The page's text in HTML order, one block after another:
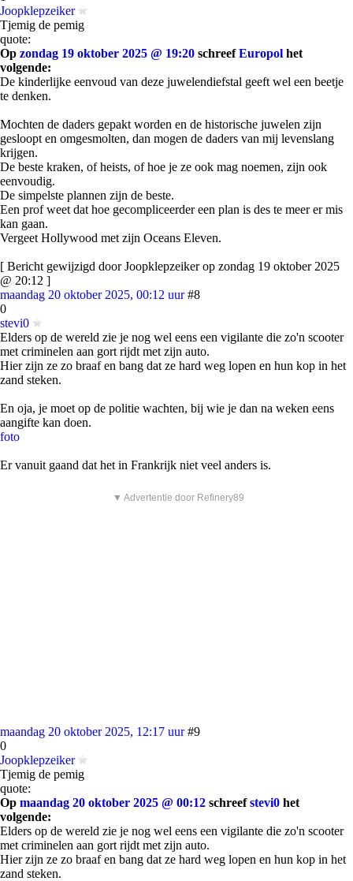
Joopklepzeiker
Tjemig de pemig
quote:
Op zondag 19 oktober 2025 @ 19:20 schreefEuropol het
volgende:
De kinderlijke eenvoud van deze juwelendiefstal geeft wel een beetje
te denken.
Mochten de daders gepakt worden en de historische juwelen zijn
gesloopt en omgesmolten, dan mogen de daders van mij levenslang
krijgen.
De beste kraken, of heists, of hoe je ze ook mag noemen, zijn ook
eenvoudig.
De simpelste plannen zijn de beste.
Een prof weet dat hoe gecompliceerder een plan is des te meer er mis
kan gaan.
Vergeet Hollywood met zijn Oceans Eleven.
[ Bericht gewijzigd door Joopklepzeiker op zondag 19 oktober 2025
@ 20:12 ]
maandag 20 oktober 2025, 00:12 uur #8
0
stevi0
Elders op de wereld zie je nog wel eens een vigilante die zo'n scooter
met criminelen aan gort rijdt met zijn auto.
Hier zijn ze zo braaf en bang dat ze hard weg lopen en hun kop in het
zand steken.
En oja, je moet op de politie wachten, bij wie je dan na weken eens
aangifte kan doen.
foto
Er vanuit gaand dat het in Frankrijk niet veel anders is.
▼ Advertentie door Refinery89
maandag 20 oktober 2025, 12:17 uur #9
0
Joopklepzeiker
Tjemig de pemig
quote:
Op maandag 20 oktober 2025 @ 00:12 schreefstevi0 het
volgende:
Elders op de wereld zie je nog wel eens een vigilante die zo'n scooter
met criminelen aan gort rijdt met zijn auto.
Hier zijn ze zo braaf en bang dat ze hard weg lopen en hun kop in het
zand steken.